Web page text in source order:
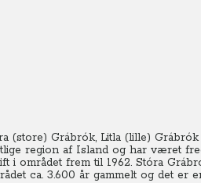
(store) Grábrók, Litla (lille)
region af Island og har været
området frem til 1962. Stóra
ca. 3.600 år gammelt og det er